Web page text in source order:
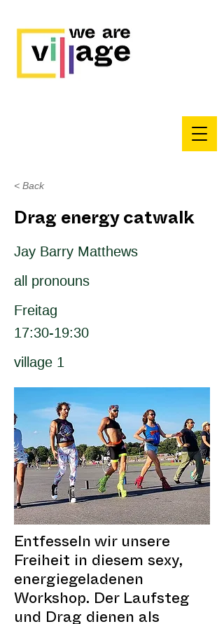
< Back
Drag energy catwalk
Jay Barry Matthews
all pronouns
Freitag
17:30-19:30
village 1
Entfesseln wir unsere
Freiheit in diesem sexy,
energiegeladenen
Workshop. Der Laufsteg
und Drag dienen als